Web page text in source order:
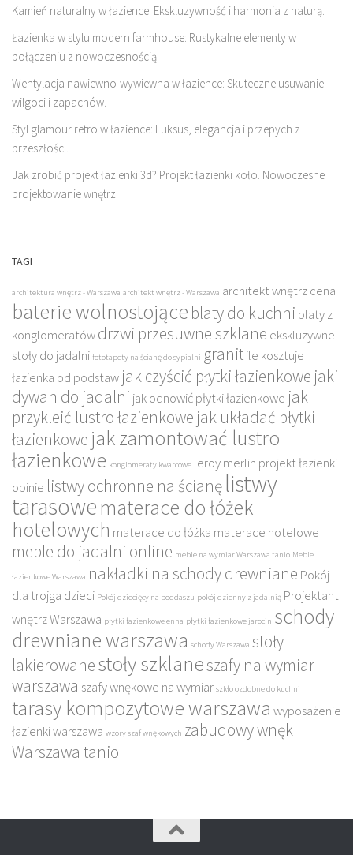
Kamień naturalny w łazience: Ekskluzywność i harmonia z naturą.
Łazienka w stylu modern farmhouse: Rustykalne elementy w
połączeniu z nowoczesnością.
Wentylacja nawiewno-wywiewna w łazience: Skuteczne usuwanie
wilgoci i zapachów.
Styl glamour retro w łazience: Luksus, elegancja i przepych z
przeszłości.
Jak zrobić projekt łazienki 3d? Projekt łazienki koło. Nowoczesne
projektowanie wnętrz
TAGI
architektura wnętrz - Warszawa architekt wnętrz - Warszawa architekt wnętrz cena
baterie wolnostojące blaty do kuchni blaty z
konglomeratówdrzwi przesuwne szklane ekskluzywne
stoły do jadalni fototapety na ścianę do sypialni granitile kosztuje
łazienka od podstaw jak czyścić płytki łazienkowe jaki
dywan do jadalni jak odnowić płytki łazienkowe jak
przykleić lustro łazienkowe jak układać płytki
łazienkowe jak zamontować lustro
łazienkowe konglomeraty kwarcowe leroy merlin projekt łazienki
opinie listwy ochronne na ścianęlistwy
tarasowematerace do łóżek
hotelowych materace do łóżka materace hotelowe
meble do jadalni online meble na wymiar Warszawa tanio Meble
łazienkowe Warszawa nakładki na schody drewniane Pokój
dla trojga dzieci Pokój dziecięcy na poddaszu pokój dzienny z jadalnią Projektant
wnętrz Warszawa płytki łazienkowe enna płytki łazienkowe jarocin schody
drewniane warszawa schody Warszawa stoły
lakierowanestoły szklaneszafy na wymiar
warszawa szafy wnękowe na wymiar szkło ozdobne do kuchni
tarasy kompozytowe warszawa wyposażenie
łazienki warszawa wzory szaf wnękowych zabudowy wnęk
Warszawa tanio